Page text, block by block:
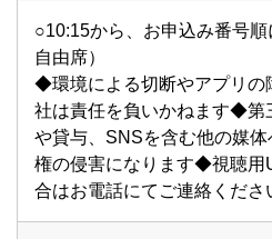
○10:15から、お申込み番号
自由席）
◆環境による切断やアプリの
社は責任を負いかねます◆第
や貸与、SNSを含む他の媒
権の侵害になります◆視聴用
合はお電話にてご連絡くださ